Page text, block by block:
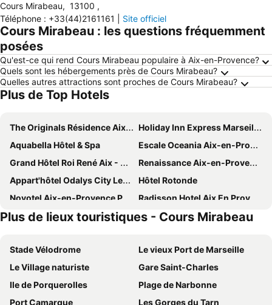
Cours Mirabeau, 13100 ,
Téléphone : +33(44)2161161 Site officiel
Cours Mirabeau : les questions fréquemment
posées
Qu'est-ce qui rend Cours Mirabeau populaire à Aix-en-Provence?
Quels sont les hébergements près de Cours Mirabeau?
Quelles autres attractions sont proches de Cours Mirabeau?
Plus de Top Hotels
The Originals Résidence Aix Schuman
Holiday Inn Express Marseille Airport By Ihg
Aquabella Hôtel & Spa
Escale Oceania Aix-en-Provence
Grand Hôtel Roi René Aix - MGallery Collection
Renaissance Aix-en-Provence Hotel
Appart'hôtel Odalys City Les Floridianes
Hôtel Rotonde
Novotel Aix-en-Provence Pont-de-l'Arc Fenouillères
Radisson Hotel Aix En Provence
Best Western Hotel le Galice Aix-en-Provence
Première Classe Aéroport Marseille
Cézanne
Aparthotel Adagio Aix-en-Provence Centre
ibis budget Marseille Vitrolles
Hotel Escaletto
Kyriad Aix Les Milles - Plan de Campagne
Hilton Garden Inn Marseille Provence Airport
Plus de lieux touristiques - Cours Mirabeau
Stade Vélodrome
Le vieux Port de Marseille
Le Village naturiste
Gare Saint-Charles
Ile de Porquerolles
Plage de Narbonne
Port Camargue
Les Gorges du Tarn